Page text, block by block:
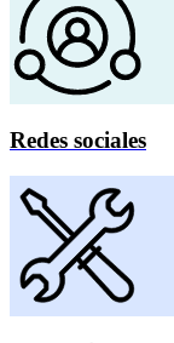
Redes sociales